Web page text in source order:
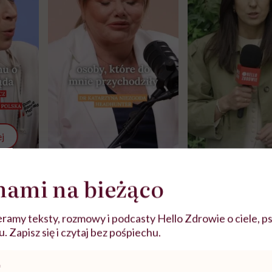
tylko
"Jestem w ciąży, co mi się
należy?". Headhunter o
zmianie pokoleniowej u
kobiet w ciąży na rynku
pracy
warsztat
zabawa, która okazała
na bieżąco
teksty, rozmowy i podcasty Hello Zdrowie o ciele,
Zapisz się i czytaj bez pośpiechu.